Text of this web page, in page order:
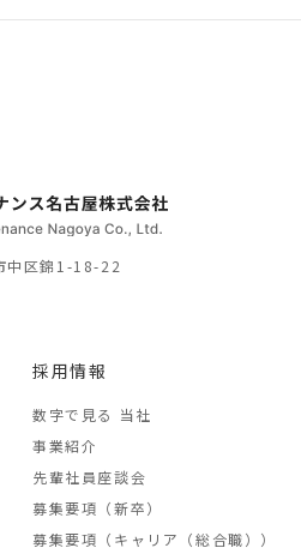
区錦1-18-22
採用情報
数字で見る 当社
事業紹介
先輩社員座談会
募集要項（新卒）
募集要項（キャリア（総合職））